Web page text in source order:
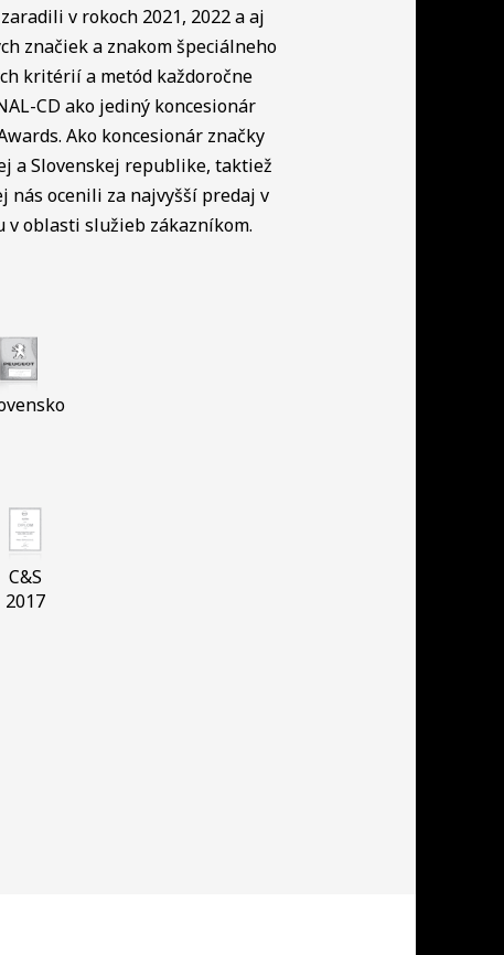
v rokoch 2021, 2022 a aj
značiek a znakom špeciálneho
kritérií a metód každoročne
CD ako jediný koncesionár
Ako koncesionár značky
a Slovenskej republike, taktiež
nás ocenili za najvyšší predaj v
v oblasti služieb zákazníkom.
C&S
2017